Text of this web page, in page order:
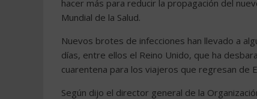
hacer más para reducir la propagación del
Mundial de la Salud.
Nuevos brotes de infecciones han llevado a
días, entre ellos el Reino Unido, que ha
cuarentena para los viajeros que regresan de
Según dijo el director general de la